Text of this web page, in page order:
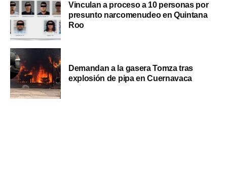
Vinculan a proceso a 10 personas por
presunto narcomenudeo en Quintana
Roo
Demandan a la gasera Tomza tras
explosión de pipa en Cuernavaca